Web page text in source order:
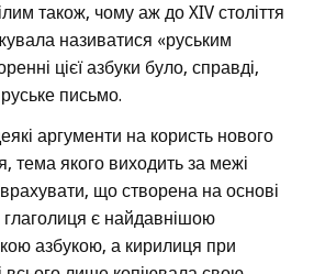
також, чому аж до XIV століття
називатися «руським
цієї азбуки було, справді,
письмо.
аргументи на користь нового
тема якого виходить за межі
що створена на основі
глаголиця є найдавнішою
азбукою, а кирилиця при